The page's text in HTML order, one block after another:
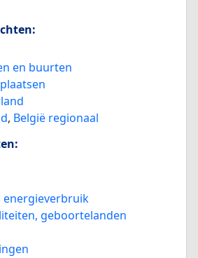
en buurten
, België regionaal
energieverbruik
geboortelanden